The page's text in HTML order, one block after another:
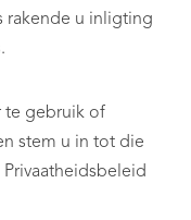
rakende u inligting
te gebruik of
stem u in tot die